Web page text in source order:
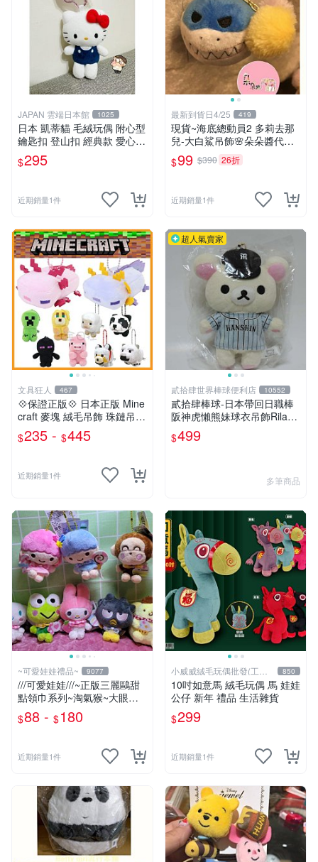
JAPAN 雲端日本館 1025
日本 凱蒂貓 毛絨玩偶 附心型
鑰匙扣 登山扣 經典款 愛心
心型
$295
近期銷量1件
最新到貨日4/25 419
現貨~海底總動員2 多莉去那
兒-大白鯊吊飾🌸朵朵醬代購
🌸
$99 $390 26折
近期銷量1件
文具狂人 467
💠保證正版💠 日本正版 Mine
craft 麥塊 絨毛吊飾 珠鏈吊飾
包包吊飾 苦力怕 熊貓 蠑螈
六角恐龍 👉 全日控
$235 - $445
近期銷量1件
超人氣賣家
貳拾肆世界棒球便利店 10552
貳拾肆棒球-日本帶回日職棒
阪神虎懶熊妹球衣吊飾Rilakk
uma
$499
多筆商品
~可愛娃娃禮品~ 9077
///可愛娃娃///~正版三麗鷗甜
點領巾系列~淘氣猴~大眼蛙~
酷企鵝~布丁狗~美樂蒂~大耳
狗~雙子星絨毛娃娃--3吋
$88 - $180
近期銷量1件
小威威絨毛玩偶批發(工廠
直營)
850
10吋如意馬 絨毛玩偶 馬 娃娃
公仔 新年 禮品 生活雜貨
$299
近期銷量1件